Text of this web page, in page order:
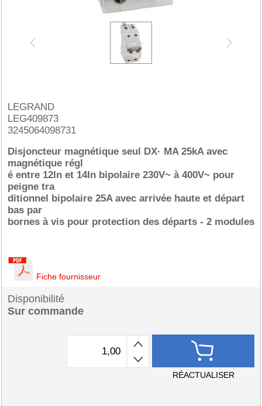
LEGRAND
LEG409873
3245064098731
Disjoncteur magnétique seul DX· MA 25kA avec
magnétique régl
é entre 12In et 14In bipolaire 230V~ à 400V~ pour
peigne tra
ditionnel bipolaire 25A avec arrivée haute et départ
bas par
bornes à vis pour protection des départs - 2 modules
Fiche fournisseur
Disponibilité
Sur commande
RÉACTUALISER